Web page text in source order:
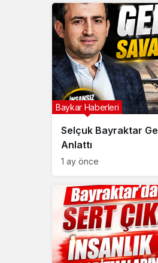
Selçuk Bayraktar
Anlattı
Baykar Haberleri
1 ay önce